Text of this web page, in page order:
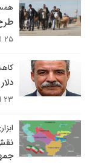
۲۵ اسفند ۱۴۰۲
۲۳ اسفند ۱۴۰۲